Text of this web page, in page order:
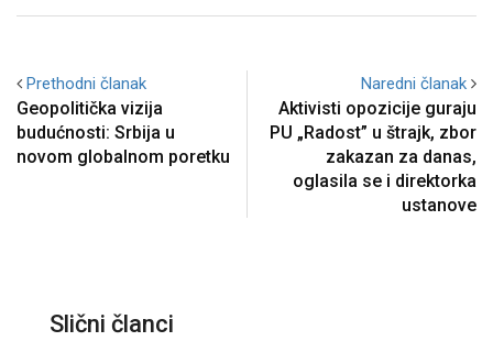
Prethodni članak
Geopolitička vizija
budućnosti: Srbija u
novom globalnom poretku
Naredni članak
Aktivisti opozicije guraju
PU „Radost” u štrajk, zbor
zakazan za danas,
oglasila se i direktorka
ustanove
Slični članci